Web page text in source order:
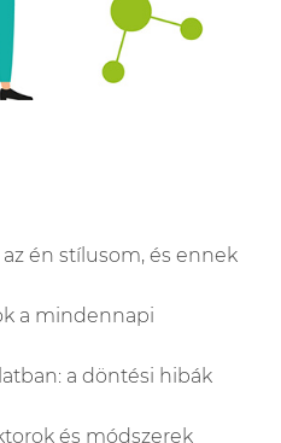
én stílusom, és ennek
a mindennapi
a döntési hibák
és módszerek